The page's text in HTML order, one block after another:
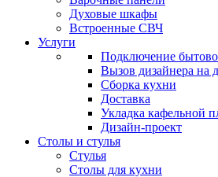
Духовые шкафы
Встроенные СВЧ
Услуги
Подключение
Вызов дизайнера на
Сборка кухни
Доставка
Укладка кафельной
Дизайн-проект
Столы и стулья
Стулья
Столы для кухни